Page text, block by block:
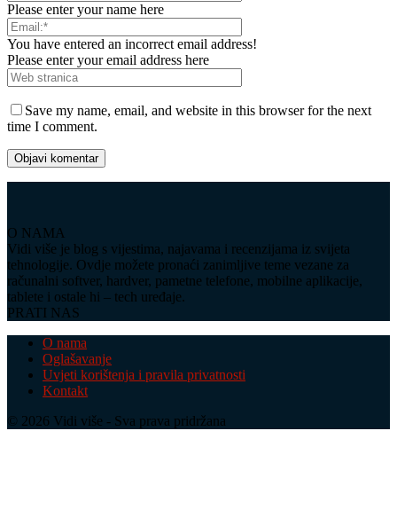
Please enter your name here
You have entered an incorrect email address!
Please enter your email address here
Save my name, email, and website in this browser for the next
time I comment.
O NAMA
Vidi više je blog s vijestima, najavama i recenzijama iz svijeta
tehnologije. Ovdje možete pronaći zanimljive teme vezane za
računalni softver, hardver, pametne telefone, mobilne aplikacije,
tablete i ostale hi – tech uređaje.
PRATI NAS
O nama
Oglašavanje
Uvjeti korištenja i pravila privatnosti
Kontakt
© 2026 Vidi više - Sva prava pridržana